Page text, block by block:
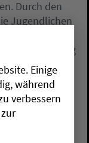
Durch den
Jugendlichen
in Oldenburg
sie
um
zu
Einige
während
verbessern